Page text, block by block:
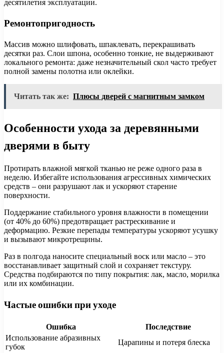
десятилетия эксплуатации.
Ремонтопригодность
Массив можно шлифовать, шпаклевать, перекрашивать
десятки раз. Слои шпона, особенно тонкие, не выдерживают
локального ремонта: даже незначительный скол часто требует
полной замены полотна или оклейки.
Читать так же: Плюсы дверей с магнитным замком
Особенности ухода за деревянными
дверями в быту
Протирать влажной мягкой тканью не реже одного раза в
неделю. Избегайте использования агрессивных химических
средств – они разрушают лак и ускоряют старение
поверхности.
Поддержание стабильного уровня влажности в помещении
(от 40% до 60%) предотвращает растрескивание и
деформацию. Резкие перепады температуры ускоряют усушку
и вызывают микротрещины.
Раз в полгода наносите специальный воск или масло – это
восстанавливает защитный слой и сохраняет текстуру.
Средства подбираются по типу покрытия: лак, масло, морилка
или их комбинации.
Частые ошибки при уходе
Ошибка
Последствие
Использование абразивных
губок
Царапины и потеря блеска